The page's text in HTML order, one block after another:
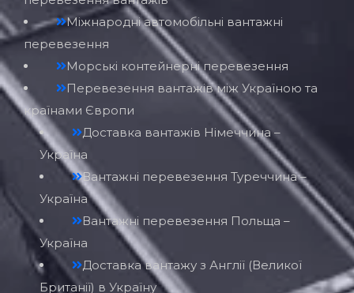
Морські контейнерні перевезення
Перевезення вантажів між Україною та
країнами Європи
Доставка вантажів Німеччина –
Україна
Вантажні перевезення Туреччина –
Україна
Вантажні перевезення Польща –
Україна
Доставка вантажу з Англії (Великої
Британії) в Україну
Перевезення небезпечних вантажів
(ADR / IATA DGR / IMDG)